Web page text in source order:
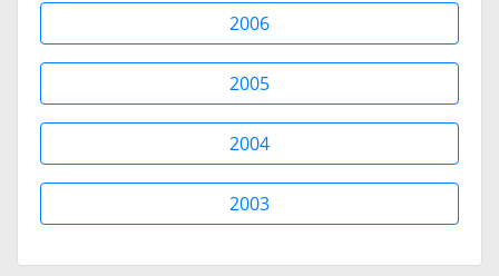
2006
2005
2004
2003